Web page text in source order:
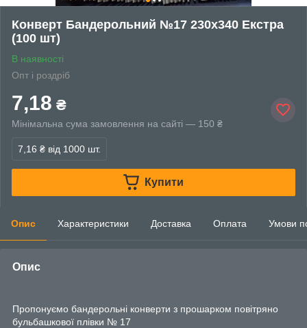
Конверт Бандерольний №17 230х340 Екстра
(100 шт)
В наявності
Опт і роздріб
7,18 ₴
Мінімальна сума замовлення на сайті — 150 ₴
7,16 ₴ від 1000 шт.
Купити
Опис Характеристики Доставка Оплата Умови
Опис
Пропонуємо бандерольні конверти з прошарком повітряно
бульбашкової плівки № 17